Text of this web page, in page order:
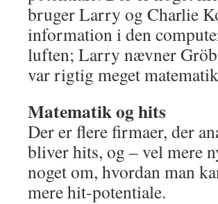
bruger Larry og Charlie
information i den
luften; Larry nævner
var rigtig meget
Matematik og hits
Der er flere firmaer, der
bliver hits, og – vel mere
noget om, hvordan man
mere hit-potentiale.